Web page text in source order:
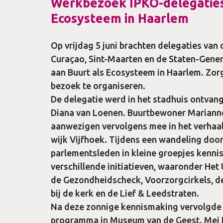
Werkbezoek IPKO-
Ecosysteem in Haarlem
Op vrijdag 5 juni brachten delegaties van
Curaçao, Sint-Maarten en de Staten-
aan Buurt als Ecosysteem in Haarlem.
bezoek te organiseren.
De delegatie werd in het stadhuis
Diana van Loenen. Buurtbewoner
aanwezigen vervolgens mee in het
wijk Vijfhoek. Tijdens een wandeling
parlementsleden in kleine groepjes
verschillende initiatieven, waaronder Het
de Gezondheidscheck, Voorzorgcirkels,
bij de kerk en de Lief & Leedstraten.
Na deze zonnige kennismaking
programma in Museum van de Geest.